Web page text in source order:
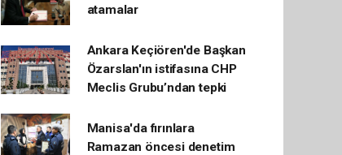
atamalar
Ankara Keçiören'de Başkan
Özarslan'ın istifasına CHP
Meclis Grubu’ndan tepki
Manisa'da fırınlara
Ramazan öncesi denetim